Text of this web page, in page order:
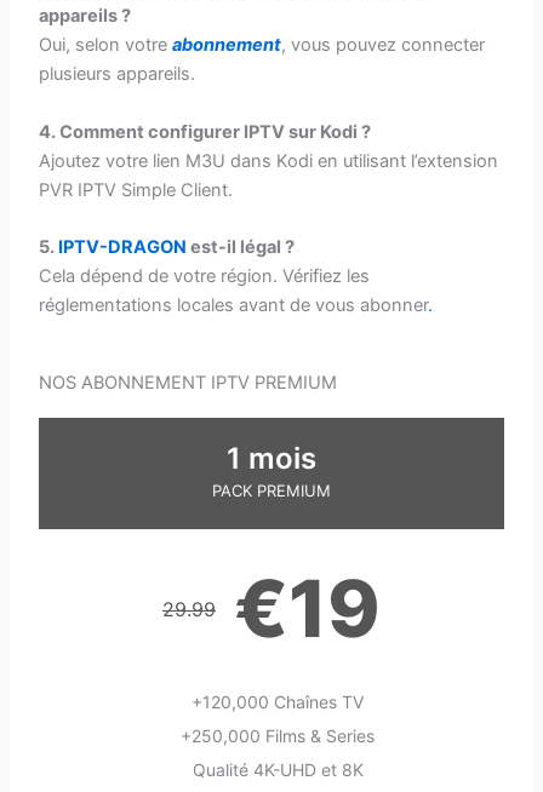
appareils ?
Oui, selon votreabonnement, vous pouvez connecter
plusieurs appareils.
4. Comment configurer IPTV sur Kodi ?
Ajoutez votre lien M3U dans Kodi en utilisant l’extension
PVR IPTV Simple Client.
5. IPTV-DRAGON est-il légal ?
Cela dépend de votre région. Vérifiez les
réglementations locales avant de vous abonner.
NOS ABONNEMENT IPTV PREMIUM
1 mois
PACK PREMIUM
29.99 €19
+120,000 Chaînes TV
+250,000 Films & Series
Qualité 4K-UHD et 8K